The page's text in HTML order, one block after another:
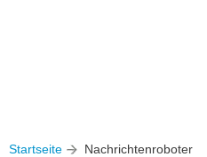
Startseite Nachrichtenroboter